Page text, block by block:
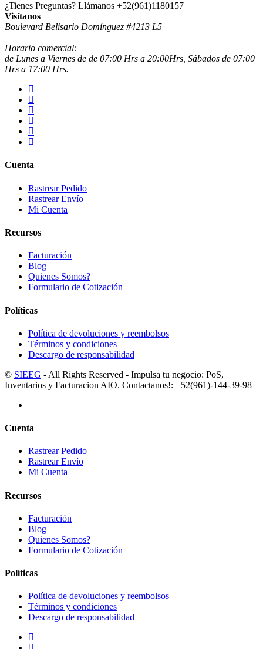
¿Tienes Preguntas? Llámanos +52(961)1180157
Visítanos
Boulevard Belisario Domínguez #4213 L5
Horario comercial:
de Lunes a Viernes de de 07:00 Hrs a 20:00Hrs, Sábados de 07:00
Hrs a 17:00 Hrs.
Cuenta
Rastrear Pedido
Rastrear Envío
Mi Cuenta
Recursos
Facturación
Blog
Quienes Somos?
Formulario de Cotización
Políticas
Política de devoluciones y reembolsos
Términos y condiciones
Descargo de responsabilidad
© SIEEG - All Rights Reserved - Impulsa tu negocio: PoS,
Inventarios y Facturacion AIO. Contactanos!: +52(961)-144-39-98
Cuenta
Rastrear Pedido
Rastrear Envío
Mi Cuenta
Recursos
Facturación
Blog
Quienes Somos?
Formulario de Cotización
Políticas
Política de devoluciones y reembolsos
Términos y condiciones
Descargo de responsabilidad